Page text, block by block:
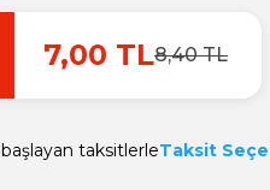
7,00 TL8,40 TL
taksitlerleTaksit